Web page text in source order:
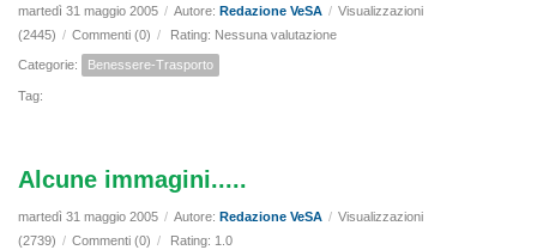
martedì 31 maggio 2005 / Autore: Redazione VeSA / Visualizzazioni
(2445) / Commenti (0) / Rating: Nessuna valutazione
Categorie: Benessere-Trasporto
Tag:
Alcune immagini.....
martedì 31 maggio 2005 / Autore: Redazione VeSA / Visualizzazioni
(2739) / Commenti (0) / Rating: 1.0